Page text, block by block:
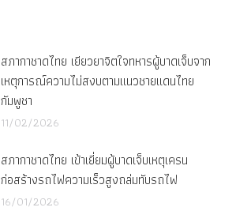
สภากาชาดไทย เยียวยาจิตใจทหารผู้บาดเจ็บจาก
เหตุการณ์ความไม่สงบตามแนวชายแดนไทย
กัมพูชา
11/02/2026
สภากาชาดไทย เข้าเยี่ยมผู้บาดเจ็บเหตุเครน
ก่อสร้างรถไฟความเร็วสูงถล่มทับรถไฟ
16/01/2026